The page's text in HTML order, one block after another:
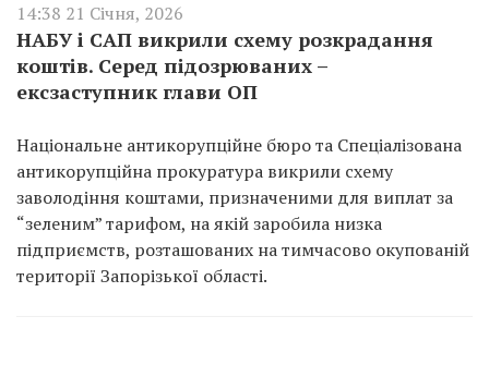
14:38 21 Січня, 2026
НАБУ і САП викрили схему розкрадання
коштів. Серед підозрюваних –
ексзаступник глави ОП
Національне антикорупційне бюро та Спеціалізована
антикорупційна прокуратура викрили схему
заволодіння коштами, призначеними для виплат за
“зеленим” тарифом, на якій заробила низка
підприємств, розташованих на тимчасово окупованій
території Запорізької області.